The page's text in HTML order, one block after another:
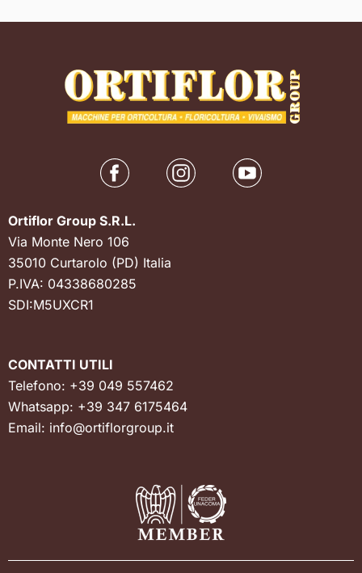
Ortiflor Group S.R.L.
Via Monte Nero 106
35010 Curtarolo (PD) Italia
P.IVA: 04338680285
SDI:M5UXCR1
CONTATTI UTILI
Telefono: +39 049 557462
Whatsapp: +39 347 6175464
Email: info@ortiflorgroup.it